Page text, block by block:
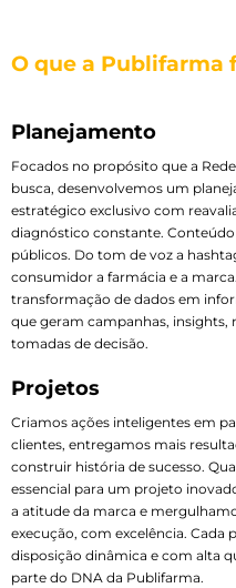
O que a Publifarma
Planejamento
Focados no propósito que a
busca, desenvolvemos um
estratégico exclusivo com
diagnóstico constante.
públicos. Do tom de voz a
consumidor a farmácia e a
transformação de dados em
que geram campanhas, insights,
tomadas de decisão.
Projetos
Criamos ações inteligentes em
clientes, entregamos mais
construir história de sucesso.
essencial para um projeto
a atitude da marca e
execução, com excelência. Cada
disposição dinâmica e com alta
parte do DNA da Publifarma.